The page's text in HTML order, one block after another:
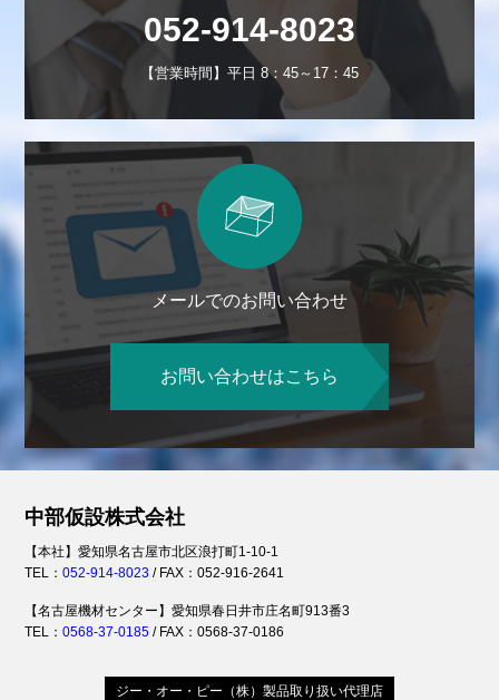
052-914-8023
【営業時間】平日 8：45～17：45
メールでのお問い合わせ
お問い合わせはこちら
中部仮設株式会社
【本社】愛知県名古屋市北区浪打町1-10-1
TEL：052-914-8023 / FAX：052-916-2641
【名古屋機材センター】愛知県春日井市庄名町913番3
TEL：0568-37-0185 / FAX：0568-37-0186
ジー・オー・ピー（株）製品取り扱い代理店